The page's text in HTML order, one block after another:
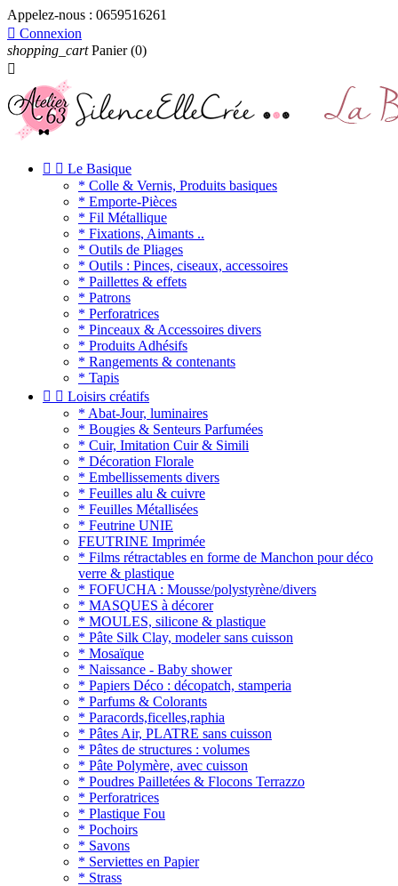
Appelez-nous : 0659516261
 Connexion
shopping_cart Panier (0)

  Le Basique
* Colle & Vernis, Produits basiques
* Emporte-Pièces
* Fil Métallique
* Fixations, Aimants ..
* Outils de Pliages
* Outils : Pinces, ciseaux, accessoires
* Paillettes & effets
* Patrons
* Perforatrices
* Pinceaux & Accessoires divers
* Produits Adhésifs
* Rangements & contenants
* Tapis
  Loisirs créatifs
* Abat-Jour, luminaires
* Bougies & Senteurs Parfumées
* Cuir, Imitation Cuir & Simili
* Décoration Florale
* Embellissements divers
* Feuilles alu & cuivre
* Feuilles Métallisées
* Feutrine UNIE
FEUTRINE Imprimée
* Films rétractables en forme de Manchon pour déco
verre & plastique
* FOFUCHA : Mousse/polystyrène/divers
* MASQUES à décorer
* MOULES, silicone & plastique
* Pâte Silk Clay, modeler sans cuisson
* Mosaïque
* Naissance - Baby shower
* Papiers Déco : décopatch, stamperia
* Parfums & Colorants
* Paracords,ficelles,raphia
* Pâtes Air, PLATRE sans cuisson
* Pâtes de structures : volumes
* Pâte Polymère, avec cuisson
* Poudres Pailletées & Flocons Terrazzo
* Perforatrices
* Plastique Fou
* Pochoirs
* Savons
* Serviettes en Papier
* Strass